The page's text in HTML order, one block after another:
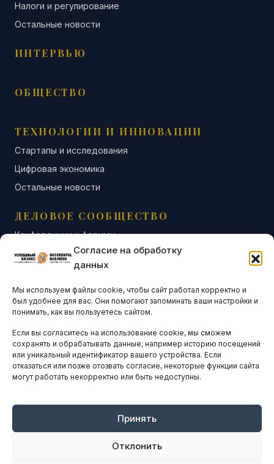
Согласие на обработку
данных
Мы используем файлы cookie, чтобы сайт работал корректно и
был удобнее для вас. Они помогают запоминать ваши настройки и
понимать, как вы пользуетесь сайтом.
Если вы согласитесь на использование cookie, мы сможем
сохранять и обрабатывать данные, например историю посещений
или уникальный идентификатор вашего устройства. Если
отказаться или позже отозвать согласие, некоторые функции сайта
могут работать некорректно или быть недоступны.
Принять
Отклонить
Налоги и регулирование
Остальные новости
ИНТЕРВЬЮ
ОБЩЕСТВО
ТЕХНОЛОГИИ И ИННОВАЦИИ
Стартапы и исследования
Цифровая экономика
Остальные новости
ДЕЛОВОЕ СООБЩЕСТВО
Конференции и форумы
Бизнес-клубы и ассоциации
Остальные новости
АНАЛИТИКА И СТАТИСТИКА
ARTICLES IN ENGLISH
НАВИГАЦИЯ
Оплата онлайн